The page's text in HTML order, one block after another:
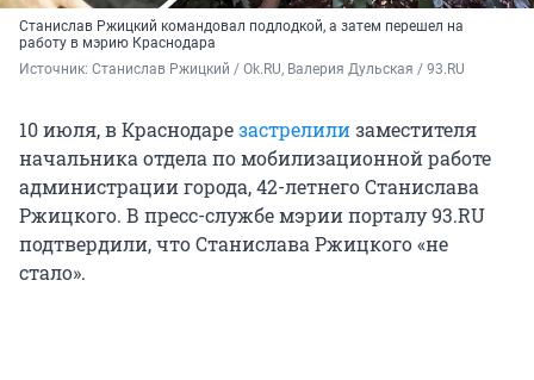
Станислав Ржицкий командовал подлодкой, а затем перешел на
работу в мэрию Краснодара
Источник: Станислав Ржицкий / Ok.RU, Валерия Дульская / 93.RU
10 июля, в Краснодарезастрелилизаместителя
начальника отдела по мобилизационной работе
администрации города, 42-летнего Станислава
Ржицкого. В пресс-службе мэрии порталу 93.RU
подтвердили, что Станислава Ржицкого «не
стало».